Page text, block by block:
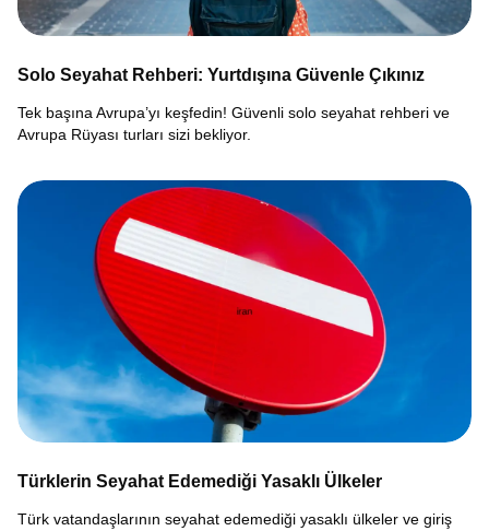
Solo Seyahat Rehberi: Yurtdışına Güvenle Çıkınız
Tek başına Avrupa’yı keşfedin! Güvenli solo seyahat rehberi ve
Avrupa Rüyası turları sizi bekliyor.
Türklerin Seyahat Edemediği Yasaklı Ülkeler
Türk vatandaşlarının seyahat edemediği yasaklı ülkeler ve giriş